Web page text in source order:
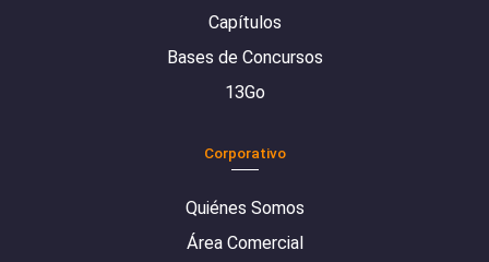
Capítulos
Bases de Concursos
13Go
Corporativo
Quiénes Somos
Área Comercial